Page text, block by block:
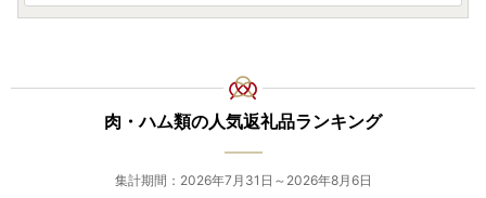
肉・ハム類の人気返礼品ランキング
集計期間：2026年7月31日～2026年8月6日